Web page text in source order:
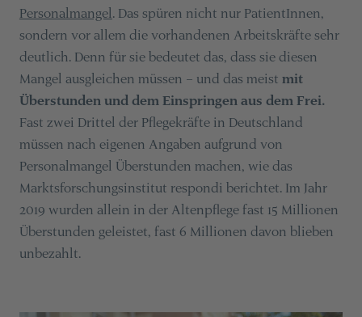
Personalmangel. Das spüren nicht nur PatientInnen,
sondern vor allem die vorhandenen Arbeitskräfte sehr
deutlich. Denn für sie bedeutet das, dass sie diesen
Mangel ausgleichen müssen – und das meist mit
Überstunden und dem Einspringen aus dem Frei.
Fast zwei Drittel der Pflegekräfte in Deutschland
müssen nach eigenen Angaben aufgrund von
Personalmangel Überstunden machen, wie das
Marktsforschungsinstitut respondi berichtet. Im Jahr
2019 wurden allein in der Altenpflege fast 15 Millionen
Überstunden geleistet, fast 6 Millionen davon blieben
unbezahlt.